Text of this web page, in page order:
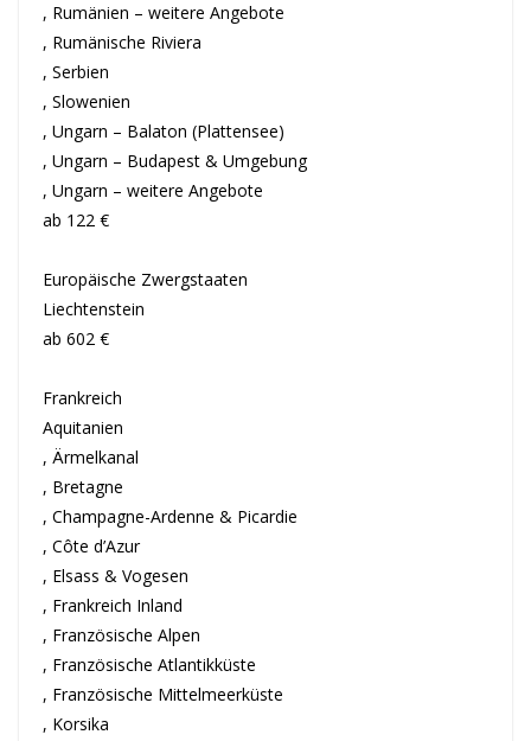
, Rumänien – weitere Angebote
, Rumänische Riviera
, Serbien
, Slowenien
, Ungarn – Balaton (Plattensee)
, Ungarn – Budapest & Umgebung
, Ungarn – weitere Angebote
ab 122 €
Europäische Zwergstaaten
Liechtenstein
ab 602 €
Frankreich
Aquitanien
, Ärmelkanal
, Bretagne
, Champagne-Ardenne & Picardie
, Côte d’Azur
, Elsass & Vogesen
, Frankreich Inland
, Französische Alpen
, Französische Atlantikküste
, Französische Mittelmeerküste
, Korsika